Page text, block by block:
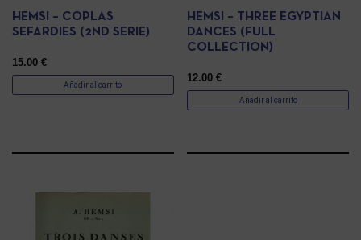
HEMSI – COPLAS
SEFARDIES (2ND SERIE)
15.00 €
Añadir al carrito
HEMSI – THREE EGYPTIAN
DANCES (FULL
COLLECTION)
12.00€
Añadir al carrito